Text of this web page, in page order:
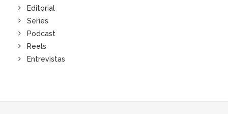
Editorial
Series
Podcast
Reels
Entrevistas